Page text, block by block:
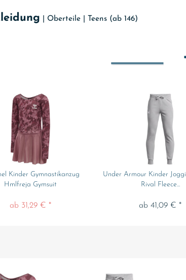
Oberteile Teens (ab 146)
Kinder Gymnastikanzug
Hmlfreja Gymsuit
ab 31,29 € *
Under Armour Kinder
Rival Fleece...
ab 41,09 € *